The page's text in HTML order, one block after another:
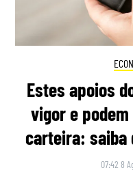
Estes apoios
vigor e podem
carteira: saiba
07:42 8